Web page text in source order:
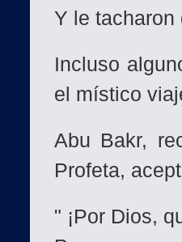
Y le tacharon
Incluso
el místico
Abu Bakr,
Profeta,
" ¡Por Dios,